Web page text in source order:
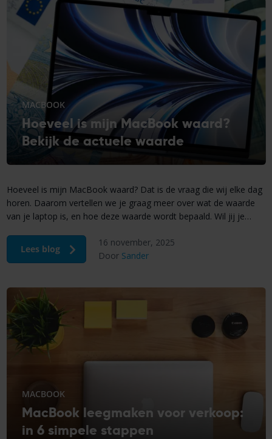
MACBOOK
Hoeveel is mijn MacBook waard?
Bekijk de actuele waarde
Hoeveel is mijn MacBook waard? Dat is de vraag die wij elke dag
horen. Daarom vertellen we je graag meer over wat de waarde
van je laptop is, en hoe deze waarde wordt bepaald. Wil jij je
geschatte verkoopwaarde weet. Fixje heeft een speciale
verkooppagina […]
Lees blog
16 november, 2025
Door Sander
MACBOOK
MacBook leegmaken voor verkoop:
in 6 simpele stappen